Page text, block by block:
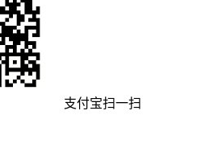
支付宝扫一扫